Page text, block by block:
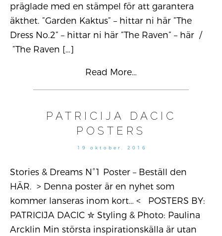
präglade med en stämpel för att garantera
äkthet. ”Garden Kaktus” – hittar ni här ”The
Dress No.2” – hittar ni här ”The Raven” – här /
”The Raven […]
Read More…
PATRICIJA DACIC
POSTERS
19 oktober, 2016
Stories & Dreams N°1 Poster – Beställ den
HÄR. > Denna poster är en nyhet som
kommer lanseras inom kort… < POSTERS BY:
PATRICIJA DACIC ✮ Styling & Photo: Paulina
Arcklin Min största inspirationskälla är utan